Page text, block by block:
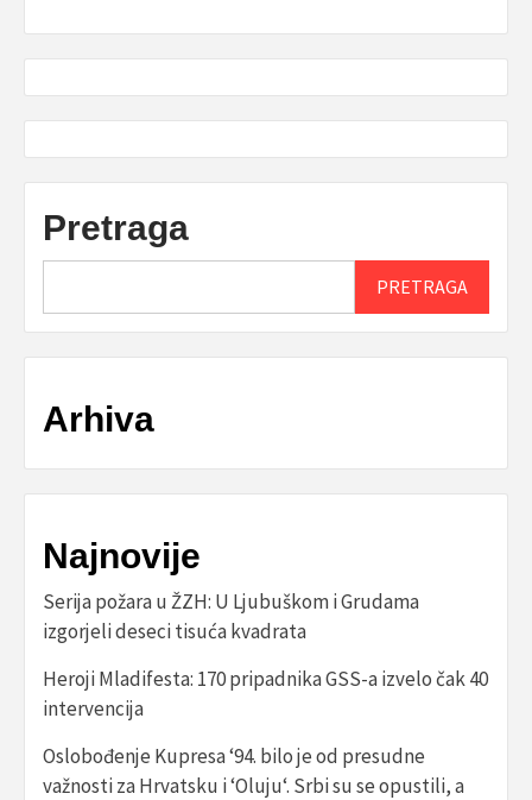
Pretraga
PRETRAGA
Arhiva
Najnovije
Serija požara u ŽZH: U Ljubuškom i Grudama
izgorjeli deseci tisuća kvadrata
Heroji Mladifesta: 170 pripadnika GSS-a izvelo čak 40
intervencija
Oslobođenje Kupresa ‘94. bilo je od presudne
važnosti za Hrvatsku i ‘Oluju‘. Srbi su se opustili, a